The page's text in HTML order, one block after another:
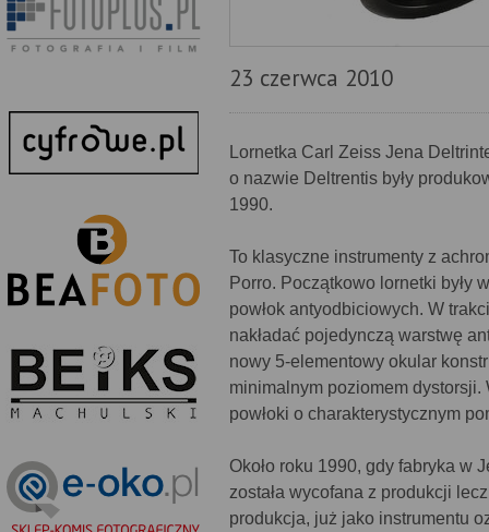
23 czerwca 2010
Lornetka Carl Zeiss Jena
o nazwie Deltrentis były
1990.
To klasyczne instrumenty z
Porro. Początkowo lornetki były
powłok antyodbiciowych. W
nakładać pojedynczą warstwę
nowy 5-elementowy okular
minimalnym poziomem
powłoki o charakterystycznym
Około roku 1990, gdy fabryka w
została wycofana z produkcji
produkcja, już jako instrumentu